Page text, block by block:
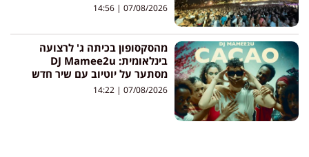
07/08/2026
מהסקסופון בכיתה ג' לרצועה
בינלאומית: DJ Mamee2u
מסתער על יוטיוב עם שיר חדש
07/08/2026